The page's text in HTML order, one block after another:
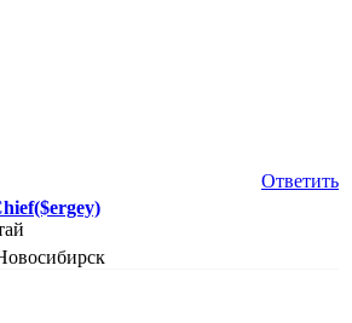
Ответить